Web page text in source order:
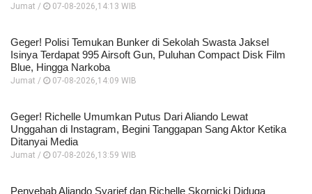
Jumat / 07-08-2026,14:13 WIB
Geger! Polisi Temukan Bunker di Sekolah Swasta Jaksel
Isinya Terdapat 995 Airsoft Gun, Puluhan Compact Disk Film
Blue, Hingga Narkoba
Jumat / 07-08-2026,14:09 WIB
Geger! Richelle Umumkan Putus Dari Aliando Lewat
Unggahan di Instagram, Begini Tanggapan Sang Aktor Ketika
Ditanyai Media
Jumat / 07-08-2026,13:59 WIB
Penyebab Aliando Syarief dan Richelle Skornicki Diduga